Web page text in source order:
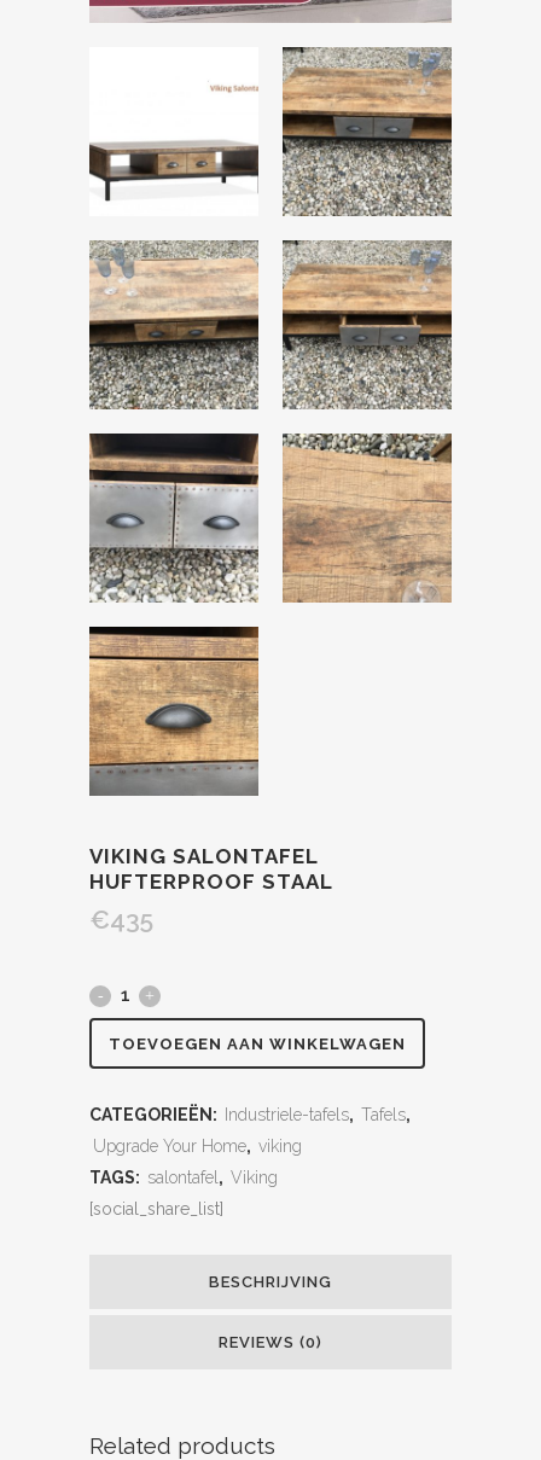
VIKING SALONTAFEL
HUFTERPROOF STAAL
€435
TOEVOEGEN AAN WINKELWAGEN
CATEGORIEËN: Industriele-tafels, Tafels,
Upgrade Your Home, viking
TAGS: salontafel , Viking
[social_share_list]
BESCHRIJVING
REVIEWS (0)
Related products